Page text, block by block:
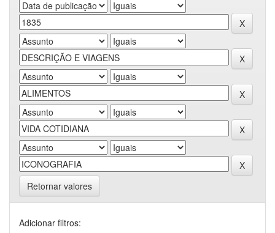
Retornar valores
Adicionar filtros: